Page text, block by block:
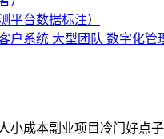
平台数据标注）
户系统 大型团队 数字化管
小成本副业项目冷门好点子